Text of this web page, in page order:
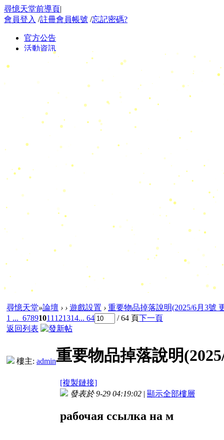
尋憶天堂前導頁|
會員登入 /註冊會員帳號 /忘記密碼?
尋憶天堂»論壇 › › 遊戲設置 › 重要物品掉落說明(2025/6月3號
1 ... 67891011 121314... 64 / 64 頁下一頁
返回列表
樓主: admin重要物品掉落說明
[複製鏈接]
發表於 9-29 04:19:02 | 顯示全部樓層
рабочая ссылка на м